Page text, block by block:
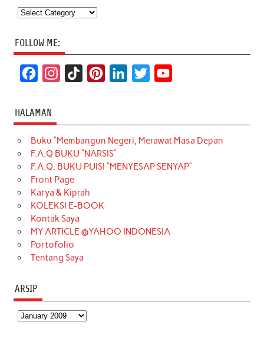
Categories
FOLLOW ME:
c
e
b
o
o
k
t
a
g
r
a
m
T
o
k
t
e
r
k
e
d
t
t
e
T
u
b
HALAMAN
Buku “Membangun Negeri, Merawat Masa Depan
F.A.Q BUKU “NARSIS”
F.A.Q. BUKU PUISI “MENYESAP SENYAP”
Front Page
Karya & Kiprah
KOLEKSI E-BOOK
Kontak Saya
MY ARTICLE @YAHOO INDONESIA
Portofolio
Tentang Saya
ARSIP
Arsip